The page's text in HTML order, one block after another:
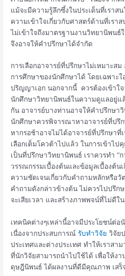
แม้จะมีความรู้ลึกซึ้งในประเด็นที่เรา
ความเข้าใจเกี่ยวกับศาสตร์ด้านที่เร
ไม่เข้าใจถึงมาตรฐานงานวิทยานิพนธ์
จึงอาจให้คำปรึกษาได้จำกัด
การเลือกอาจารย์ที่ปรึกษาไม่เหมาะส
การศึกษาของนักศึกษาได้ โดยเฉพาะ
ปริญญาเอก นอกจากนี้ ควรต้องเข้าใ
นักศึกษาวิทยานิพนธ์ในความดูแลอยู่แ
กัน อาจารย์บางท่านอาจให้คำปรึกษา
นักศึกษาควรพิจารณาหาอาจารย์ที่ปรึ
หากรอช้าอาจไม่ได้อาจารย์ที่ปรึกษาที่
เลือกเต็มโควต้าไปแล้ว ในการเข้าไป
เป็นที่ปรึกษาวิทยานิพนธ์ เราควรทำ “
วรรณกรรมเบื้องต้นและข้อมูลเบื้องต้น
ความชัดเจนเกี่ยวกับคำถามหลักหรือวั
คำถามดังกล่าวข้างต้น ไม่ควรไปปรึก
จะเสียเวลา และสร้างภาพพจน์ที่ไม่ดีใ
เทคนิคต่างๆเหล่านี้อาจมีประโยชน์ต่
เนื่องจากประสบการณ์รับทำวิจัย วิจัย
ประเทศและต่างประเทศ ทำให้เราส
ที่นักวิจัยสามารถนำไปใช้ได้ เพื่อให้ง
ดุษฎีนิพนธ์ ได้ผลงานที่ดีมีคุณภาพ เสร็